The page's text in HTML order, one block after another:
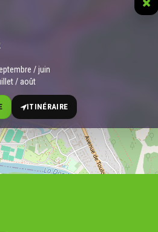
/ juin
/ août
ITINÉRAIRE